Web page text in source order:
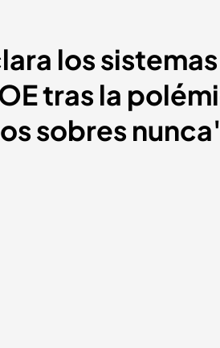
los
tras la
sobres